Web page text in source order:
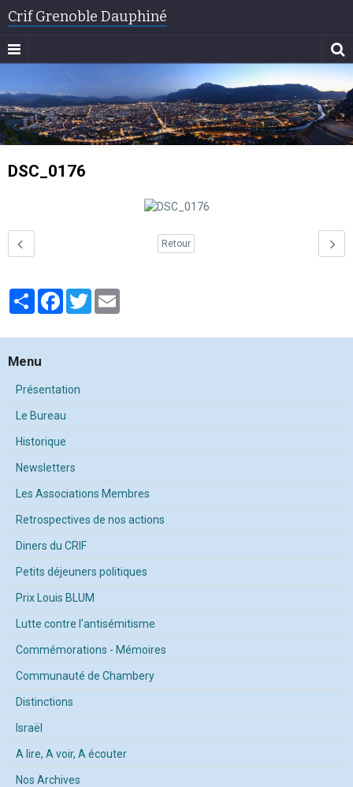
Crif Grenoble Dauphiné
DSC_0176
Retour
PartagerFacebook
Twitter
Menu
Présentation
Le Bureau
Historique
Newsletters
Les Associations Membres
Retrospectives de nos actions
Diners du CRIF
Petits déjeuners politiques
Prix Louis BLUM
Lutte contre l'antisémitisme
Commémorations - Mémoires
Communauté de Chambery
Distinctions
Israël
A lire, A voir, A écouter
Nos Archives